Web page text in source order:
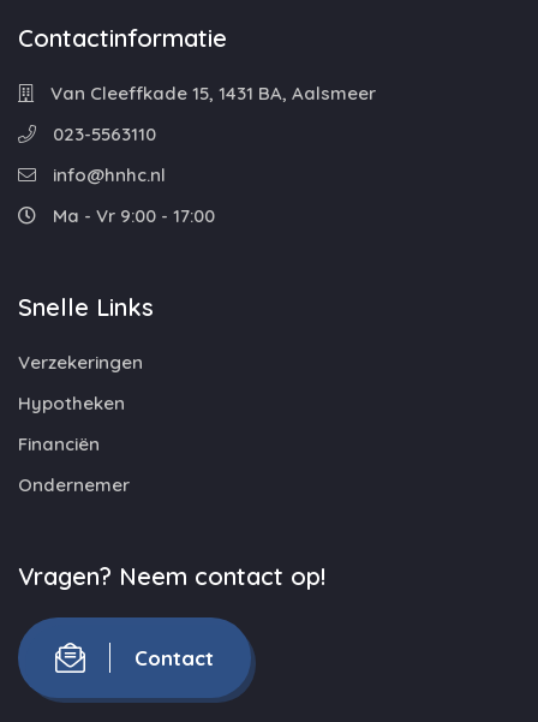
Contactinformatie
Van Cleeffkade 15, 1431 BA, Aalsmeer
023-5563110
info@hnhc.nl
Ma - Vr 9:00 - 17:00
Snelle Links
Verzekeringen
Hypotheken
Financiën
Ondernemer
Vragen? Neem contact op!
Contact